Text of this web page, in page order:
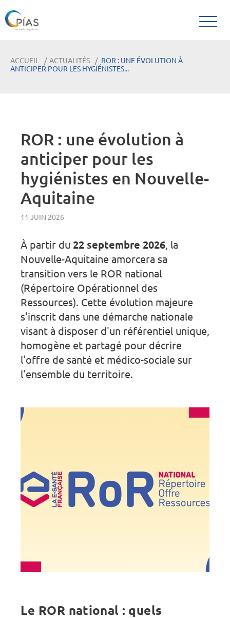
ACCUEIL ACTUALITÉS
ROR : UNE ÉVOLUTION À
ANTICIPER POUR LES HYGIÉNISTES...
ROR : une évolution à
anticiper pour les
hygiénistes en Nouvelle-
Aquitaine
11 JUIN 2026
À partir du 22 septembre 2026, la
Nouvelle-Aquitaine amorcera sa
transition vers le ROR national
(Répertoire Opérationnel des
Ressources). Cette évolution majeure
s'inscrit dans une démarche nationale
visant à disposer d'un référentiel unique,
homogène et partagé pour décrire
l'offre de santé et médico-sociale sur
l'ensemble du territoire.
Le ROR national : quels